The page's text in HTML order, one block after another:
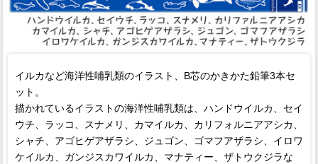
イルカなど海洋性哺乳類のイラスト、B芯のかきかた鉛筆3本セ
ット。
描かれているイラストの海洋性哺乳類は、ハンドウイルカ、セイ
ウチ、ラッコ、スナメリ、カマイルカ、カリフォルニアアシカ、
シャチ、アゴヒゲアザラシ、ジュゴン、ゴマフアザラシ、イロワ
ケイルカ、ガンジスカワイルカ、マナティー、ザトウクジラな